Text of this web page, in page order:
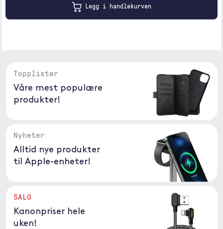
Legg i handlekurven
Topplister
Våre mest populære
produkter!
Nyheter
Alltid nye produkter
til Apple-enheter!
SALG
Kanonpriser hele
uken!